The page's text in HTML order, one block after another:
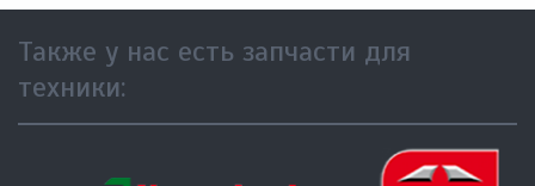
Также у нас есть запчасти для
техники: